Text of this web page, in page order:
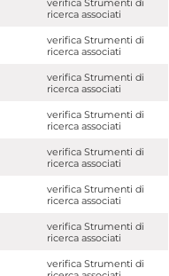
verifica Strumenti di
ricerca associati
verifica Strumenti di
ricerca associati
verifica Strumenti di
ricerca associati
verifica Strumenti di
ricerca associati
verifica Strumenti di
ricerca associati
verifica Strumenti di
ricerca associati
verifica Strumenti di
ricerca associati
verifica Strumenti di